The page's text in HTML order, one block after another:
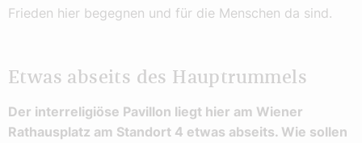
Frieden hier begegnen und für die Menschen da sind.
Etwas abseits des Hauptrummels
Der interreligiöse Pavillon liegt hier am Wiener
Rathausplatz am Standort 4 etwas abseits. Wie sollen